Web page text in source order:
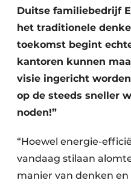
Dak & Gevel
Houtbouw
Interieurarchitectuur
Renovatie
Software
Duitse familiebedrijf
het traditionele
toekomst begint
kantoren kunnen
visie ingericht
op de steeds sneller
noden!”
“Hoewel energie-
vandaag stilaan
manier van denken